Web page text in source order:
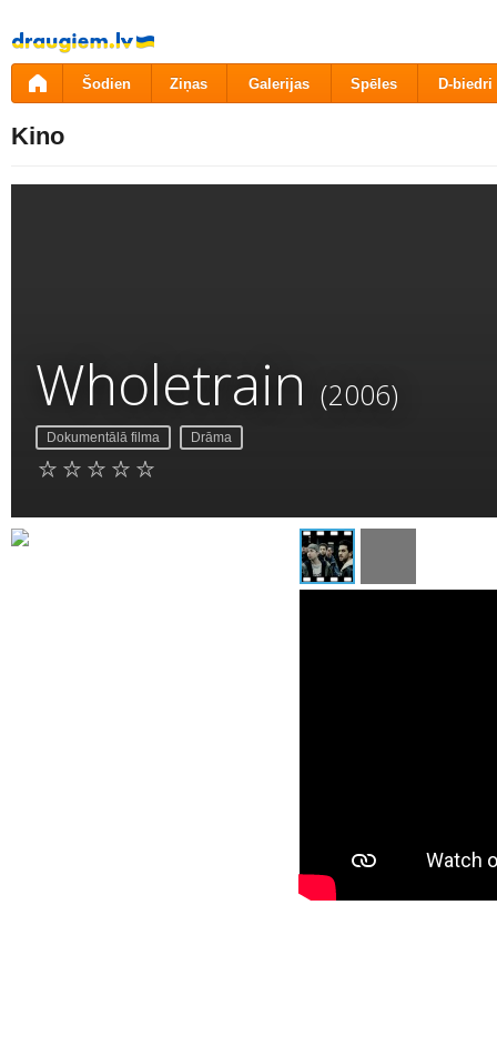
Pāriet
uz
saturu
Šodien Ziņas Galerijas Spēles D-biedri
Kino
Wholetrain (2006)
Dokumentālā filma Drāma